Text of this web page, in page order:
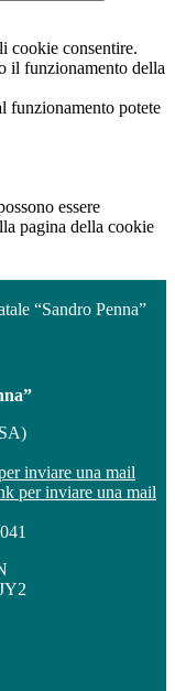
cookie consentire.
il funzionamento della
funzionamento potete
essere
pagina della cookie
“Sandro Penna”
inviare una mail
per inviare una mail